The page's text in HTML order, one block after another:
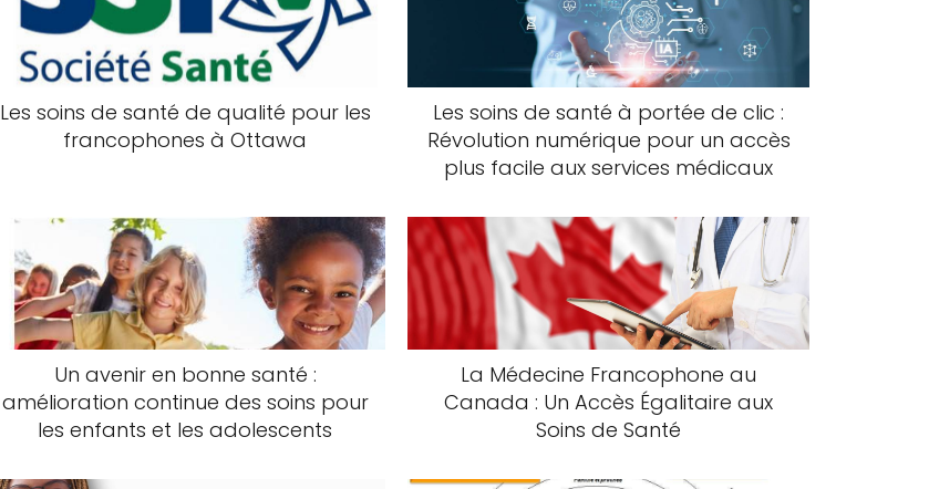
Les soins de santé de qualité pour les
francophones à Ottawa
Les soins de santé à portée de clic :
Révolution numérique pour un accès
plus facile aux services médicaux
Un avenir en bonne santé :
amélioration continue des soins pour
les enfants et les adolescents
La Médecine Francophone au
Canada : Un Accès Égalitaire aux
Soins de Santé